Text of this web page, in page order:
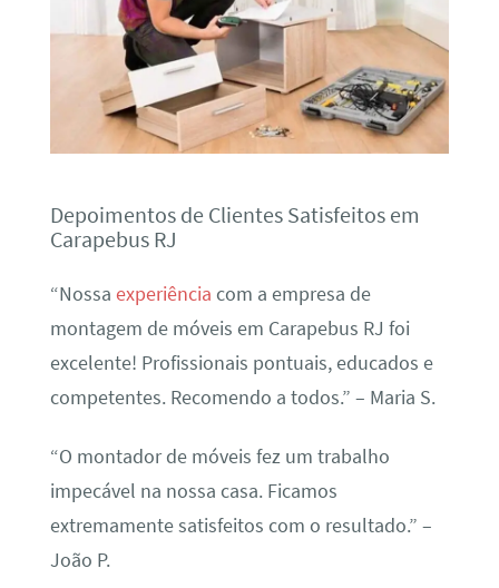
Depoimentos de Clientes Satisfeitos em
Carapebus RJ
“Nossa experiência com a empresa de
montagem de móveis em Carapebus RJ foi
excelente! Profissionais pontuais, educados e
competentes. Recomendo a todos.” – Maria S.
“O montador de móveis fez um trabalho
impecável na nossa casa. Ficamos
extremamente satisfeitos com o resultado.” –
João P.